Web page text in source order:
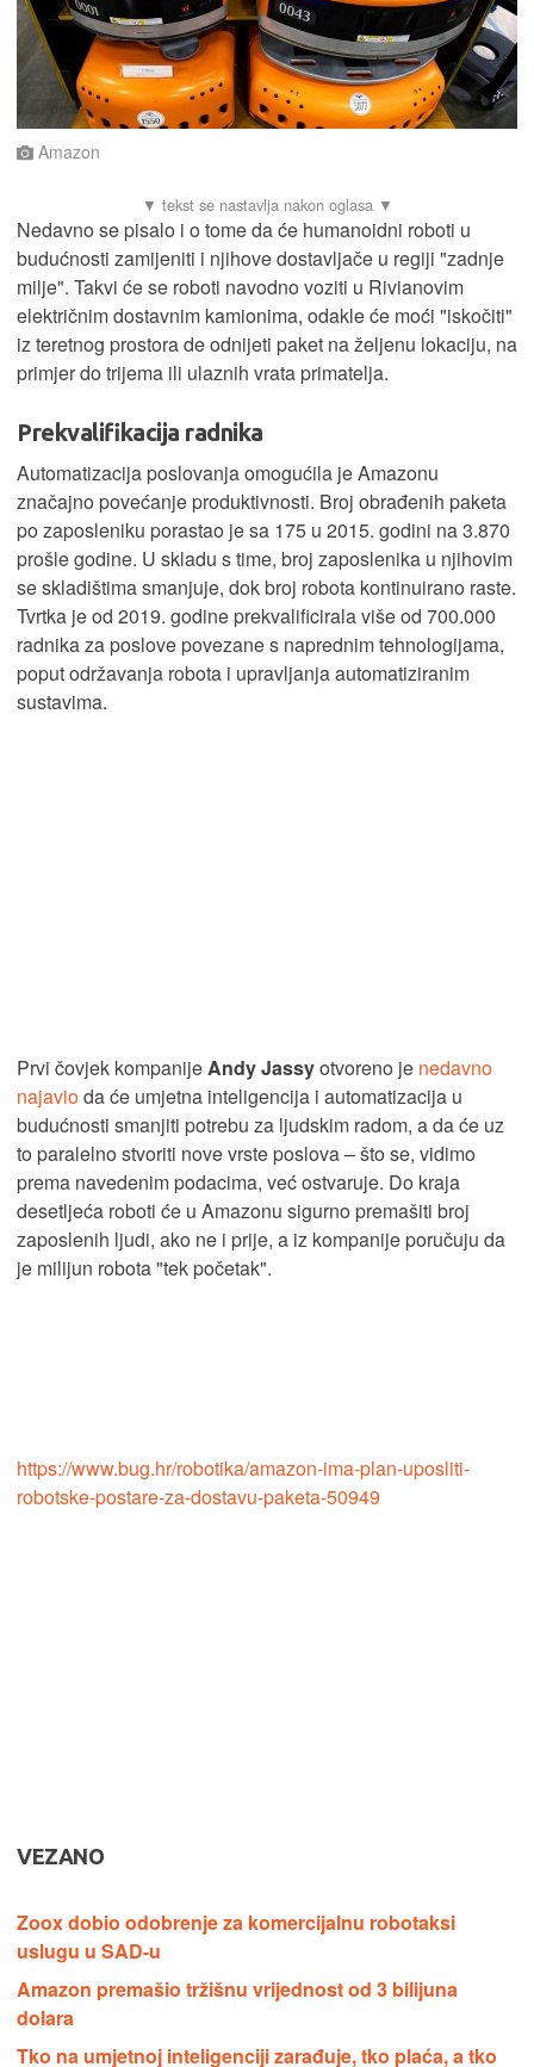
Amazon
Nedavno se pisalo i o tome da će humanoidni roboti u
budućnosti zamijeniti i njihove dostavljače u regiji "zadnje
milje". Takvi će se roboti navodno voziti u Rivianovim
električnim dostavnim kamionima, odakle će moći "iskočiti"
iz teretnog prostora de odnijeti paket na željenu lokaciju, na
primjer do trijema ili ulaznih vrata primatelja.
Prekvalifikacija radnika
Automatizacija poslovanja omogućila je Amazonu
značajno povećanje produktivnosti. Broj obrađenih paketa
po zaposleniku porastao je sa 175 u 2015. godini na 3.870
prošle godine. U skladu s time, broj zaposlenika u njihovim
se skladištima smanjuje, dok broj robota kontinuirano raste.
Tvrtka je od 2019. godine prekvalificirala više od 700.000
radnika za poslove povezane s naprednim tehnologijama,
poput održavanja robota i upravljanja automatiziranim
sustavima.
Prvi čovjek kompanijeAndy Jassyotvoreno je nedavno
najavioda će umjetna inteligencija i automatizacija u
budućnosti smanjiti potrebu za ljudskim radom, a da će uz
to paralelno stvoriti nove vrste poslova – što se, vidimo
prema navedenim podacima, već ostvaruje. Do kraja
desetljeća roboti će u Amazonu sigurno premašiti broj
zaposlenih ljudi, ako ne i prije, a iz kompanije poručuju da
je milijun robota "tek početak".
https://www.bug.hr/robotika/amazon-ima-plan-uposliti-
robotske-postare-za-dostavu-paketa-50949
VEZANO
Zoox dobio odobrenje za komercijalnu robotaksi
uslugu u SAD-u
Amazon premašio tržišnu vrijednost od 3 bilijuna
dolara
Tko na umjetnoj inteligenciji zarađuje, tko plaća, a tko